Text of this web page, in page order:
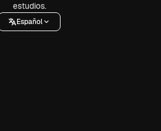
estudios.
Español